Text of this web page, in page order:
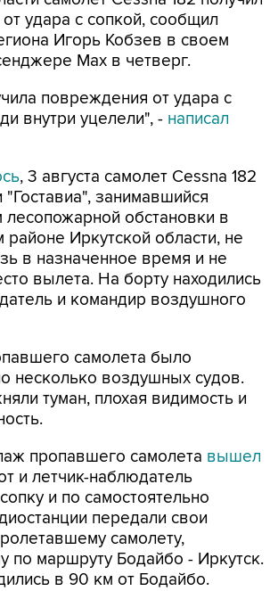
удара с сопкой, сообщил
Игорь Кобзев в своем
Мах в четверг.
повреждения от удара с
внутри уцелели", - написал
, 3 августа самолет Cessna 182
"Гоставиа", занимавшийся
лесопожарной обстановки в
районе Иркутской области, не
в назначенное время и не
вылета. На борту находились
и командир воздушного
самолета было
несколько воздушных судов.
туман, плохая видимость и
пропавшего самолета вышел
и летчик-наблюдатель
и по самостоятельно
передали свои
самолету,
по маршруту Бодайбо - Иркутск.
в 90 км от Бодайбо.